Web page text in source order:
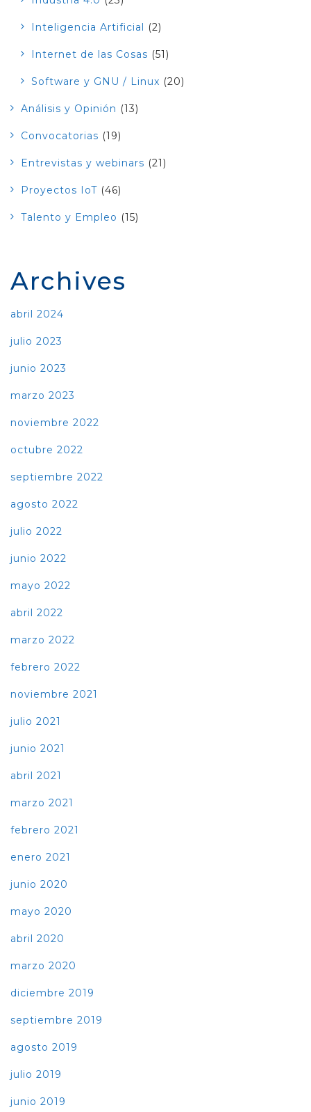
Inteligencia Artificial (2)
Internet de las Cosas (51)
Software y GNU / Linux (20)
Análisis y Opinión (13)
Convocatorias (19)
Entrevistas y webinars (21)
Proyectos IoT (46)
Talento y Empleo (15)
Archives
abril 2024
julio 2023
junio 2023
marzo 2023
noviembre 2022
octubre 2022
septiembre 2022
agosto 2022
julio 2022
junio 2022
mayo 2022
abril 2022
marzo 2022
febrero 2022
noviembre 2021
julio 2021
junio 2021
abril 2021
marzo 2021
febrero 2021
enero 2021
junio 2020
mayo 2020
abril 2020
marzo 2020
diciembre 2019
septiembre 2019
agosto 2019
julio 2019
junio 2019